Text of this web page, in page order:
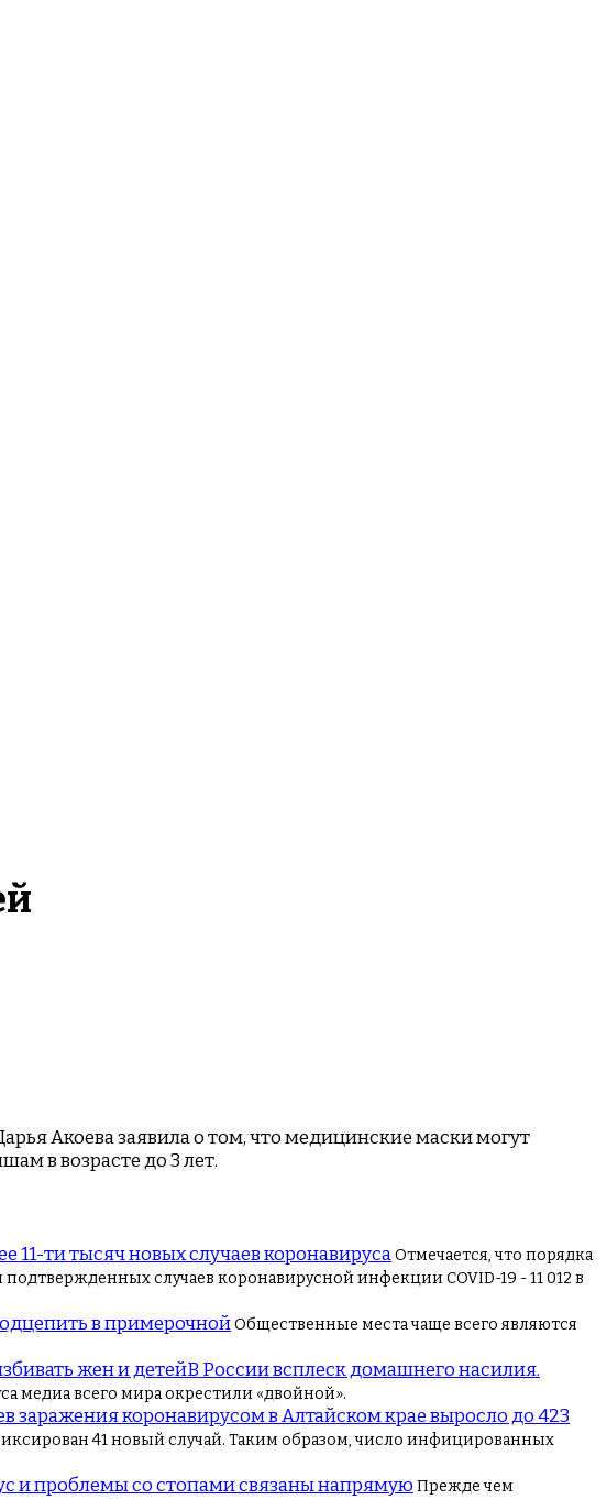
Акоева заявила о том, что медицинские маски могут
в возрасте до 3 лет.
11-ти тысяч новых случаев коронавирусаОтмечается, что порядка
случаев коронавирусной инфекции COVID-19 - 11 012 в
в примерочнойОбщественные места чаще всего являются
В России всплеск домашнего насилия.
медиа всего мира окрестили «двойной».
заражения коронавирусом в Алтайском крае выросло до 423
41 новый случай. Таким образом, число инфицированных
и проблемы со стопами связаны напрямую Прежде чем